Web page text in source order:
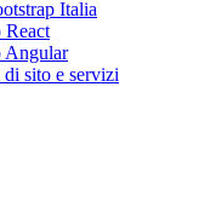
Italia
Angular
sito e servizi